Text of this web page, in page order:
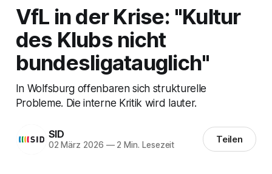
VfL in der Krise: "Kultur
des Klubs nicht
bundesligatauglich"
In Wolfsburg offenbaren sich strukturelle
Probleme. Die interne Kritik wird lauter.
SID
02 März 2026 —2 Min. Lesezeit Teilen